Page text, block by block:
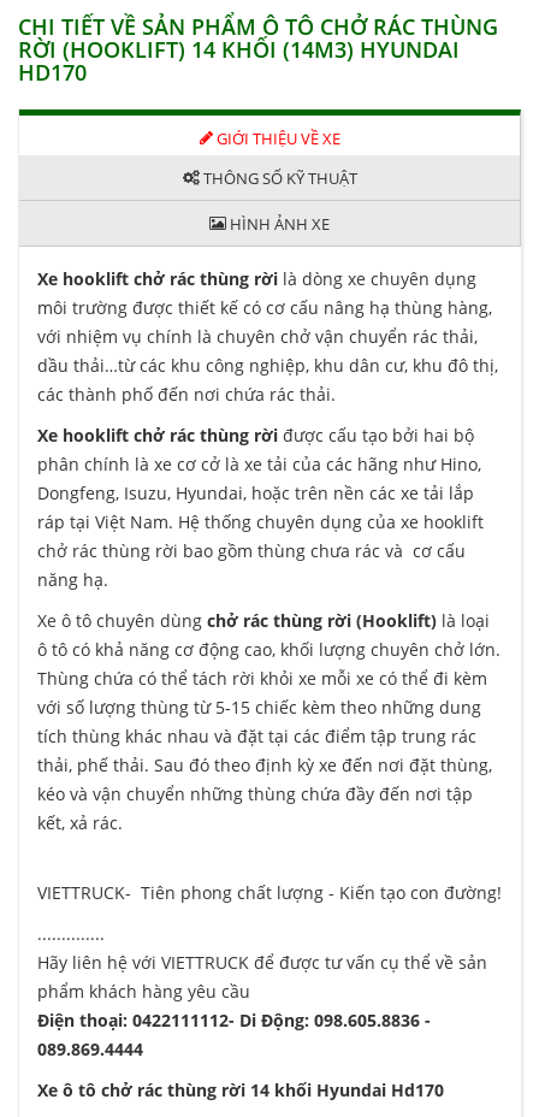
CHI TIẾT VỀ SẢN PHẨM Ô TÔ CHỞ RÁC THÙNG
RỜI (HOOKLIFT) 14 KHỐI (14M3) HYUNDAI
HD170
GIỚI THIỆU VỀ XE
THÔNG SỐ KỸ THUẬT
HÌNH ẢNH XE
Xe hooklift chở rác thùng rời là dòng xe chuyên dụng
môi trường được thiết kế có cơ cấu nâng hạ thùng hàng,
với nhiệm vụ chính là chuyên chở vận chuyển rác thải,
dầu thải…từ các khu công nghiệp, khu dân cư, khu đô thị,
các thành phố đến nơi chứa rác thải.
Xe hooklift chở rác thùng rời được cấu tạo bởi hai bộ
phân chính là xe cơ cở là xe tải của các hãng như Hino,
Dongfeng, Isuzu, Hyundai, hoặc trên nền các xe tải lắp
ráp tại Việt Nam. Hệ thống chuyên dụng của xe hooklift
chở rác thùng rời bao gồm thùng chưa rác và cơ cấu
năng hạ.
Xe ô tô chuyên dùng chở rác thùng rời (Hooklift) là loại
ô tô có khả năng cơ động cao, khối lượng chuyên chở lớn.
Thùng chứa có thể tách rời khỏi xe mỗi xe có thể đi kèm
với số lượng thùng từ 5-15 chiếc kèm theo những dung
tích thùng khác nhau và đặt tại các điểm tập trung rác
thải, phế thải. Sau đó theo định kỳ xe đến nơi đặt thùng,
kéo và vận chuyển những thùng chứa đầy đến nơi tập
kết, xả rác.
VIETTRUCK- Tiên phong chất lượng - Kiến tạo con đường!
..............
Hãy liên hệ với VIETTRUCK để được tư vấn cụ thể về sản
phẩm khách hàng yêu cầu
Điện thoại: 0422111112- Di Động: 098.605.8836 -
089.869.4444
Xe ô tô chở rác thùng rời 14 khối Hyundai Hd170